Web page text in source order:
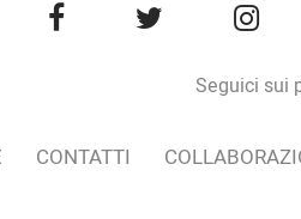
Seguici sui
CONTATTI